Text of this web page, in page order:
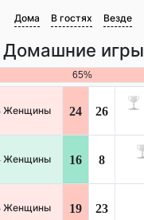
Дома В гостях Везде
Домашние игры
65%
Женщины 24 26
Женщины 16 8
Женщины 19 23